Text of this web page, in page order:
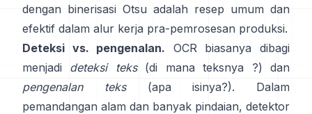
dengan binerisasi Otsu adalah resep umum dan
efektif dalam alur kerja pra-pemrosesan produksi.
Deteksi vs. pengenalan. OCR biasanya dibagi
menjadi deteksi teks(di mana teksnya ?) dan
pengenalan teks(apa isinya?). Dalam
pemandangan alam dan banyak pindaian, detektor